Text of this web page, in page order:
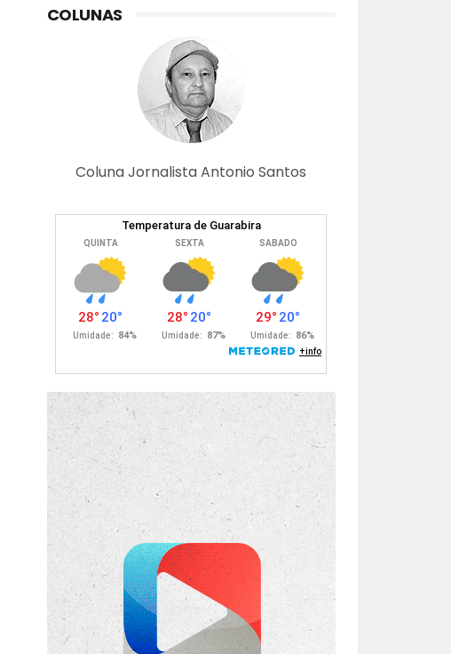
COLUNAS
Coluna Jornalista Antonio Santos